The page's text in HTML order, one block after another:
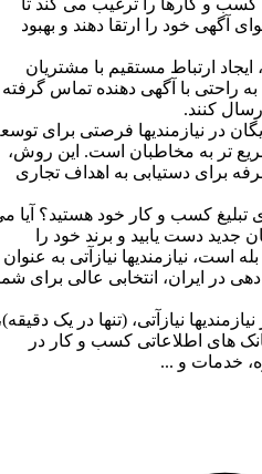
آگهی خود را ارتقا دهند و بهبود
ارتباط مستقیم با مشتریان
راحتی با آگهی دهنده تماس گرفته
کنند.
در نیازمندیها فرصتی برای توسعه
تر به مخاطبان است. این روش،
برای دستیابی به اهداف تجاری
تبلیغ کسب و کار خود هستید؟ آیا می
جدید دست یابید و برند خود را
است، نیازمندیها نیازآتی به عنوان
در ایران، انتخابی عالی برای شما
نیازآتی، (تنها در یک دقیقه)،
های اطلاعاتی کسب و کار در
خدمات و ...